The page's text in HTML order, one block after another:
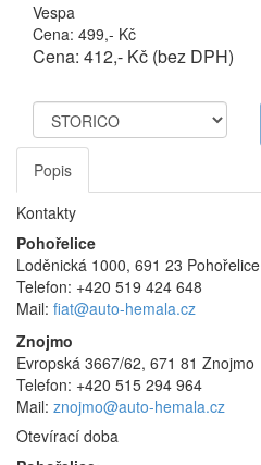
Vespa
Cena: 499,- Kč
Cena: 412,- Kč (bez DPH)
Popis
Kontakty
Pohořelice
Loděnická 1000, 691 23 Pohořelice
Telefon: +420 519 424 648
Mail: fiat@auto-hemala.cz
Znojmo
Evropská 3667/62, 671 81 Znojmo
Telefon: +420 515 294 964
Mail: znojmo@auto-hemala.cz
Otevírací doba